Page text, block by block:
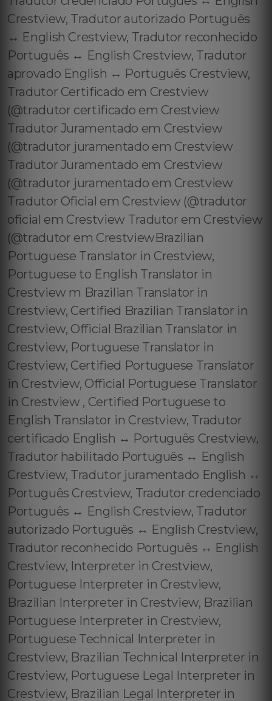
Crestview, Tradutor autorizado Português
↔️ English Crestview, Tradutor reconhecido
Português ↔️ English Crestview, Tradutor
aprovado English ↔️ Português Crestview,
Tradutor Certificado em Crestview
(@tradutor certificado em Crestview
Tradutor Juramentado em Crestview
(@tradutor juramentado em Crestview
Tradutor Juramentado em Crestview
(@tradutor juramentado em Crestview
Tradutor Oficial em Crestview (@tradutor
oficial em Crestview Tradutor em Crestview
(@tradutor em CrestviewBrazilian
Portuguese Translator in Crestview,
Portuguese to English Translator in
Crestview m Brazilian Translator in
Crestview, Certified Brazilian Translator in
Crestview, Official Brazilian Translator in
Crestview, Portuguese Translator in
Crestview, Certified Portuguese Translator
in Crestview, Official Portuguese Translator
in Crestview , Certified Portuguese to
English Translator in Crestview, Tradutor
certificado English ↔️ Português Crestview,
Tradutor habilitado Português ↔️ English
Crestview, Tradutor juramentado English ↔️
Português Crestview, Tradutor credenciado
Português ↔️ English Crestview, Tradutor
autorizado Português ↔️ English Crestview,
Tradutor reconhecido Português ↔️ English
Crestview, Interpreter in Crestview,
Portuguese Interpreter in Crestview,
Brazilian Interpreter in Crestview, Brazilian
Portuguese Interpreter in Crestview,
Portuguese Technical Interpreter in
Crestview, Brazilian Technical Interpreter in
Crestview, Portuguese Legal Interpreter in
Crestview, Brazilian Legal Interpreter in